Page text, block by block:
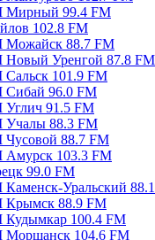
Мирный 99.4 FM
102.8 FM
Можайск 88.7 FM
Новый Уренгой 87.8 FM
Сальск 101.9 FM
Сибай 96.0 FM
Углич 91.5 FM
Учалы 88.3 FM
Чусовой 88.7 FM
Амурск 103.3 FM
99.0 FM
Каменск-Уральский
Крымск 88.9 FM
Кудымкар 100.4 FM
Моршанск 104.6 FM